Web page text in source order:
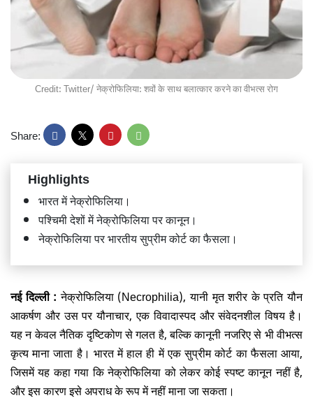
Credit: Twitter/ नेक्रोफिलिया: शवों के साथ बलात्कार करने का वीभत्स रोग
Share:
Highlights
भारत में नेक्रोफिलिया।
पश्चिमी देशों में नेक्रोफिलिया पर कानून।
नेक्रोफिलिया पर भारतीय सुप्रीम कोर्ट का फैसला।
नई दिल्ली : नेक्रोफिलिया (Necrophilia), यानी मृत शरीर के प्रति यौन
आकर्षण और उस पर यौनाचार, एक विवादास्पद और संवेदनशील विषय है।
यह न केवल नैतिक दृष्टिकोण से गलत है, बल्कि कानूनी नजरिए से भी वीभत्स
कृत्य माना जाता है। भारत में हाल ही में एक सुप्रीम कोर्ट का फैसला आया,
जिसमें यह कहा गया कि नेक्रोफिलिया को लेकर कोई स्पष्ट कानून नहीं है,
और इस कारण इसे अपराध के रूप में नहीं माना जा सकता।